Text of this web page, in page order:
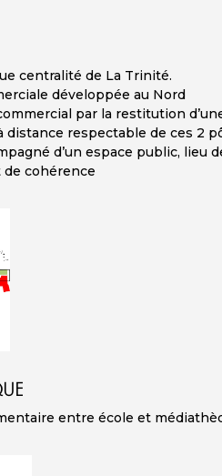
centralité de La Trinité.
développée au Nord
par la restitution
respectable de ces 2
d’un espace public, lieu
cohérence
entre école et